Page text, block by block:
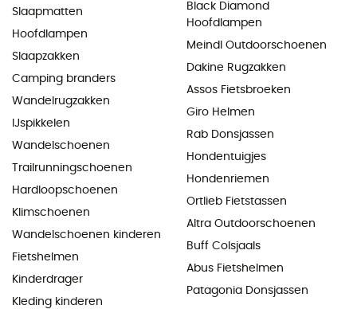
Slaapmatten
Hoofdlampen
Slaapzakken
Camping branders
Wandelrugzakken
IJspikkelen
Wandelschoenen
Trailrunningschoenen
Hardloopschoenen
Klimschoenen
Wandelschoenen kinderen
Fietshelmen
Kinderdrager
Kleding kinderen
Black Diamond
Hoofdlampen
Meindl Outdoorschoenen
Dakine Rugzakken
Assos Fietsbroeken
Giro Helmen
Rab Donsjassen
Hondentuigjes
Hondenriemen
Ortlieb Fietstassen
Altra Outdoorschoenen
Buff Colsjaals
Abus Fietshelmen
Patagonia Donsjassen